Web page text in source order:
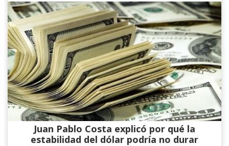
Juan Pablo Costa explicó por qué la
estabilidad del dólar podría no durar